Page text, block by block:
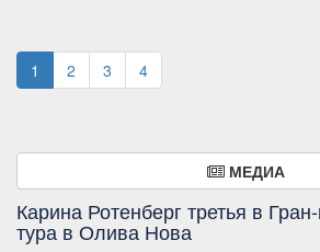
1 2 3 4
МЕДИА
Карина Ротенберг третья в
тура в Олива Нова